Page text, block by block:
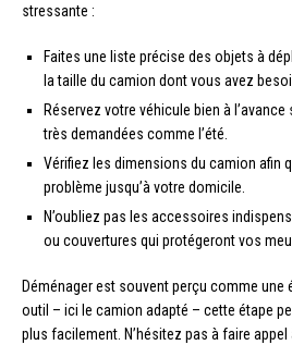
stressante :
Faites une liste précise des objets à
la taille du camion dont vous avez
Réservez votre véhicule bien à
très demandées comme l’été.
Vérifiez les dimensions du camion afin
problème jusqu’à votre domicile.
N’oubliez pas les accessoires
ou couvertures qui protégeront vos
Déménager est souvent perçu comme une
outil – ici le camion adapté – cette étape
plus facilement. N’hésitez pas à faire